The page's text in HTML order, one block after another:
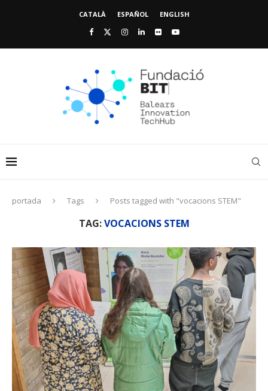
CATALÀ ESPAÑOL ENGLISH
portada Tags Posts tagged with "vocacions STEM"
TAG:VOCACIONS STEM